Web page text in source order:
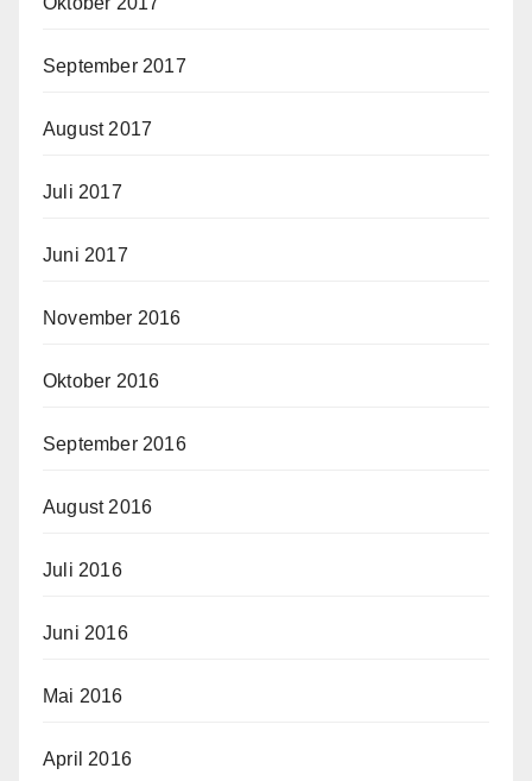
September 2017
August 2017
Juli 2017
Juni 2017
November 2016
Oktober 2016
September 2016
August 2016
Juli 2016
Juni 2016
Mai 2016
April 2016